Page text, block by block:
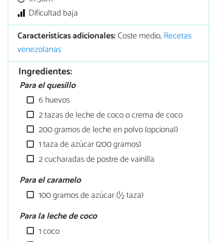
Dificultad baja
Características adicionales:Coste medio,Recetas
venezolanas
Ingredientes:
Para el quesillo
6 huevos
2 tazas de leche de coco o crema de coco
200 gramos de leche en polvo (opcional)
1 taza de azúcar (200 gramos)
2 cucharadas de postre de vainilla
Para el caramelo
100 gramos de azúcar (½ taza)
Para la leche de coco
1 coco